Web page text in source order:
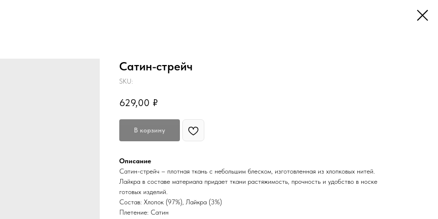
Сатин-стрейч
SKU:
629,00 ₽
В корзину
Описание
Сатин-стрейч – плотная ткань с небольшим блеском, изготовленная из хлопковых нитей.
Лайкра в составе материала придает ткани растяжимость, прочность и удобство в носке
готовых изделий.
Состав: Хлопок (97%), Лайкра (3%)
Плетение: Сатин